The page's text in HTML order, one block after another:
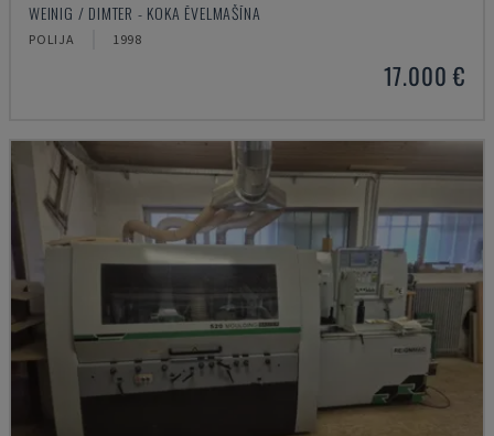
WEINIG / DIMTER - KOKA ĒVELMAŠĪNA
POLIJA 1998
17.000 €